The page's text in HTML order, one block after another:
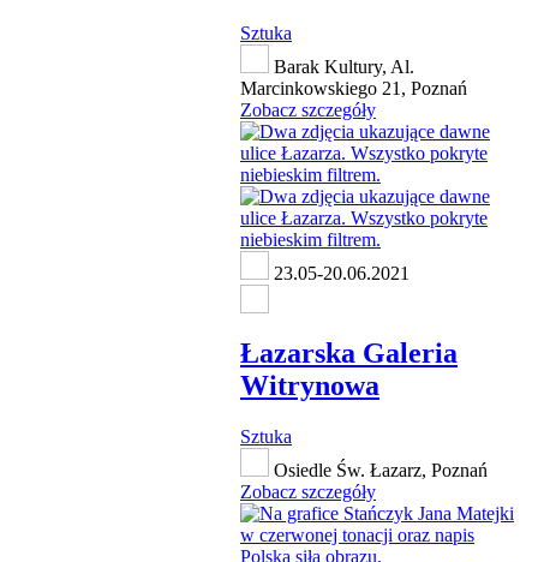
Sztuka
Barak Kultury, Al.
Marcinkowskiego 21, Poznań
Zobacz szczegóły
23.05-20.06.2021
Łazarska Galeria
Witrynowa
Sztuka
Osiedle Św. Łazarz, Poznań
Zobacz szczegóły